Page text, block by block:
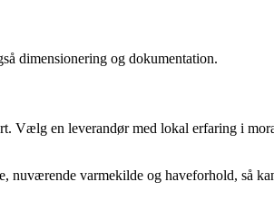
dimensionering og dokumentation.
Vælg en leverandør med lokal erfaring i
nuværende varmekilde og haveforhold, så